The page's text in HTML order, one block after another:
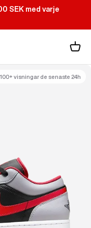
SEK med varje
100+ visningar de senaste 24h